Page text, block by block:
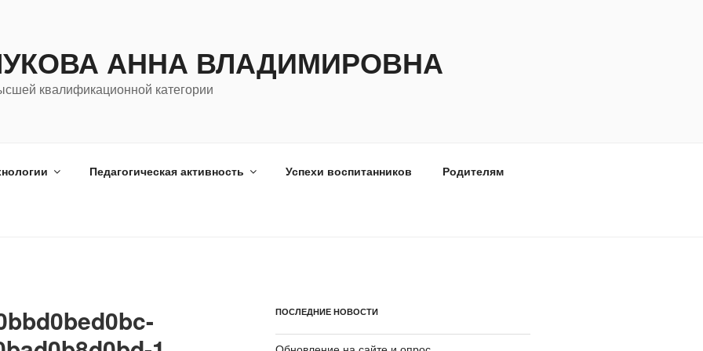
АННА ВЛАДИМИРОВНА
квалификационной категории
Педагогическая активность Успехи воспитанников Родителям
ПОСЛЕДНИЕ НОВОСТИ